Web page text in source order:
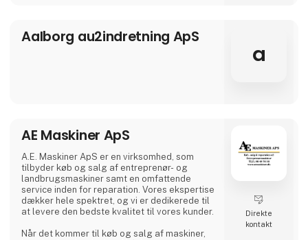
Hos 3Aktive får du både et stort udvalg af
Aalborg au2indretning ApS
a
AE Maskiner ApS
A.E. Maskiner ApS er en virksomhed, som
tilbyder køb og salg af entreprenør- og
landbrugsmaskiner samt en omfattende
service inden for reparation. Vores ekspertise
dækker hele spektret, og vi er dedikerede til
at levere den bedste kvalitet til vores kunder.
Når det kommer til køb og salg af maskiner,
Direkte
kontakt